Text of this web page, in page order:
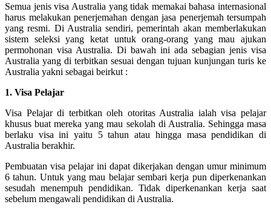
Semua jenis visa Australia yang tidak memakai bahasa internasional
harus melakukan penerjemahan dengan jasa penerjemah tersumpah
yang resmi. Di Australia sendiri, pemerintah akan memberlakukan
sistem seleksi yang ketat untuk orang-orang yang mau ajukan
permohonan visa Australia. Di bawah ini ada sebagian jenis visa
Australia yang di terbitkan sesuai dengan tujuan kunjungan turis ke
Australia yakni sebagai beirkut :
1. Visa Pelajar
Visa Pelajar di terbitkan oleh otoritas Australia ialah visa pelajar
khusus buat mereka yang mau sekolah di Australia. Sehingga masa
berlaku visa ini yaitu 5 tahun atau hingga masa pendidikan di
Australia berakhir.
Pembuatan visa pelajar ini dapat dikerjakan dengan umur minimum
6 tahun. Untuk yang mau belajar sembari kerja pun diperkenankan
sesudah menempuh pendidikan. Tidak diperkenankan kerja saat
sebelum mengawali pendidikan di Australia.